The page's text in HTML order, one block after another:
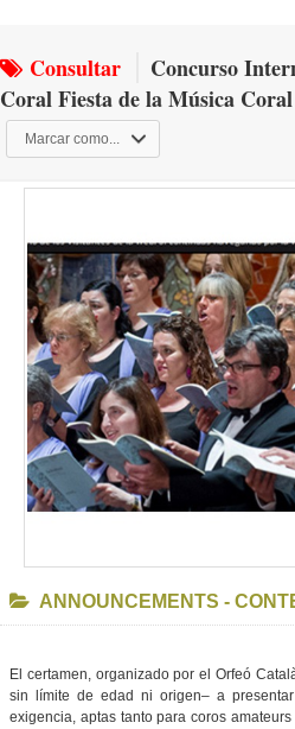
Consultar
Concurso
Coral Fiesta de la Música
Marcar como...
ANNOUNCEMENTS -
El certamen, organizado por el Orfeó
sin límite de edad ni origen– a
exigencia, aptas tanto para coros